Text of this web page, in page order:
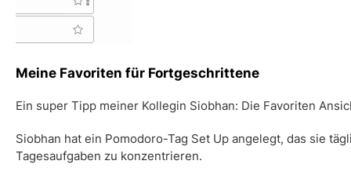
Meine Favoriten für Fortgeschrittene
Ein super Tipp meiner Kollegin Siobhan: Die Favoriten
Siobhan hat ein Pomodoro-Tag Set Up angelegt, das sie
Tagesaufgaben zu konzentrieren.